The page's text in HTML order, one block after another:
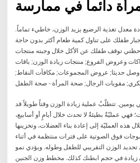
دائماً في ممارسة
معدل تغذية الرضيع يزيد الوزن، خاطيء تماماً.
طفلك على تناول كمية طعام أكثر بدون حاجة
توقف طفلك عن الأكل خلال وجبته منتجات
وعروض الفروع; منتجات زيادة الوزن; باقات
وصل حديثا; عروض المجموعات; مكافآت النقاط;
مقويات الرجال; صحة المرأة - صحة الطفل
تتطلّبُ عملية زيادة الوزن وقتاً طويلاً قد
فهي عمليّةٌ بطيئةٌ لا تحدث خلال أيامٍ أو أسابيع،
هذه العمليّة إلى إعادة بناء العضلات، وتخزينها
فوق الصوتية على فترات منتظمة في أثناء
الوزن التقريبي للطفل وطوله. ويؤدي نمو
زيادة في حجم ابطنك كذلك. مخطط وزن الجنين